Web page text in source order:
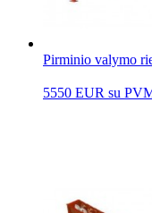
Pirminio valymo
5550 EUR su